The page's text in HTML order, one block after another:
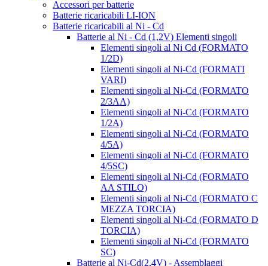
Accessori per batterie
Batterie ricaricabili LI-ION
Batterie ricaricabili al Ni - Cd
Batterie al Ni - Cd (1,2V) Elementi singoli
Elementi singoli al Ni Cd (FORMATO
1/2D)
Elementi singoli al Ni-Cd (FORMATI
VARI)
Elementi singoli al Ni-Cd (FORMATO
2/3AA)
Elementi singoli al Ni-Cd (FORMATO
1/2A)
Elementi singoli al Ni-Cd (FORMATO
4/5A)
Elementi singoli al Ni-Cd (FORMATO
4/5SC)
Elementi singoli al Ni-Cd (FORMATO
AA STILO)
Elementi singoli al Ni-Cd (FORMATO C
MEZZA TORCIA)
Elementi singoli al Ni-Cd (FORMATO D
TORCIA)
Elementi singoli al Ni-Cd (FORMATO
SC)
Batterie al Ni-Cd(2,4V) - Assemblaggi